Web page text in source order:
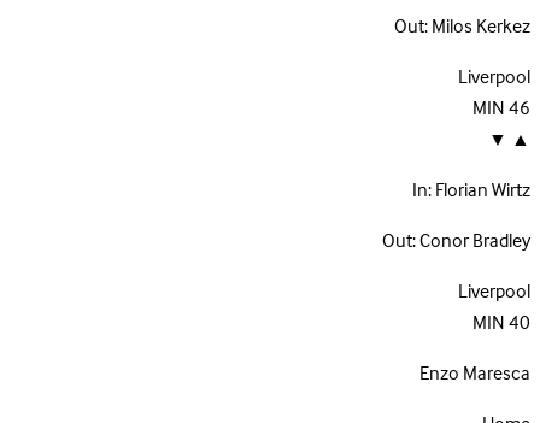
Out:Milos Kerkez
Liverpool
46
MIN
▲
▼
In:Florian Wirtz
Out:Conor Bradley
Liverpool
40
MIN
Enzo Maresca